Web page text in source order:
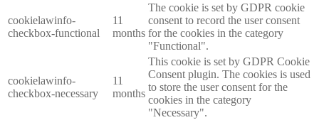
cookielawinfo-
checkbox-functional
11
months
The cookie is set by GDPR cookie
consent to record the user consent
for the cookies in the category
"Functional".
cookielawinfo-
checkbox-necessary
11
months
This cookie is set by GDPR Cookie
Consent plugin. The cookies is used
to store the user consent for the
cookies in the category
"Necessary".